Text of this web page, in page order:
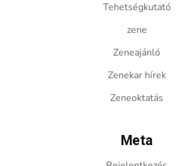
Tehetségkutató
zene
Zeneajánló
Zenekar hírek
Zeneoktatás
Meta